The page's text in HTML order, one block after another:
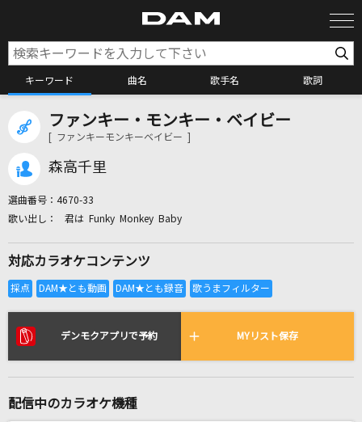
キーワード 曲名 歌手名 歌詞
カラオケ検索
全国りれき
リアルタイムで歌われている曲の一覧
ファンキー・モンキー・ベイビー
[ ファンキーモンキーベイビー ]
森高千里
選曲番号： 4670-33
君は Funky Monkey Baby
対応カラオケコンテンツ
デンモクアプリで予約 MYリスト保存
配信中のカラオケ機種